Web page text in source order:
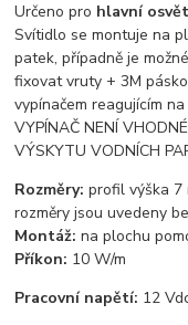
Určeno pro hlavní
Svítidlo se montuje na
patek, případně je
fixovat vruty + 3M
vypínačem reagujícím
VYPÍNAČ NENÍ
VÝSKYTU VODNÍCH
Rozměry: profil výška 7
rozměry jsou uvedeny
Montáž:na plochu
Příkon: 10 W/m
Pracovní napětí: 12